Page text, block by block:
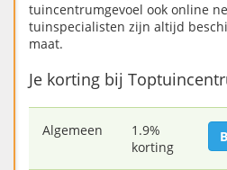
tuincentrumgevoel ook online
tuinspecialisten zijn altijd
maat.
Je korting bij
Algemeen
1.9%
korting